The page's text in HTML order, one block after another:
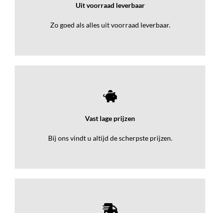
Uit voorraad leverbaar
Zo goed als alles uit voorraad leverbaar.
Vast lage prijzen
Bij ons vindt u altijd de scherpste prijzen.